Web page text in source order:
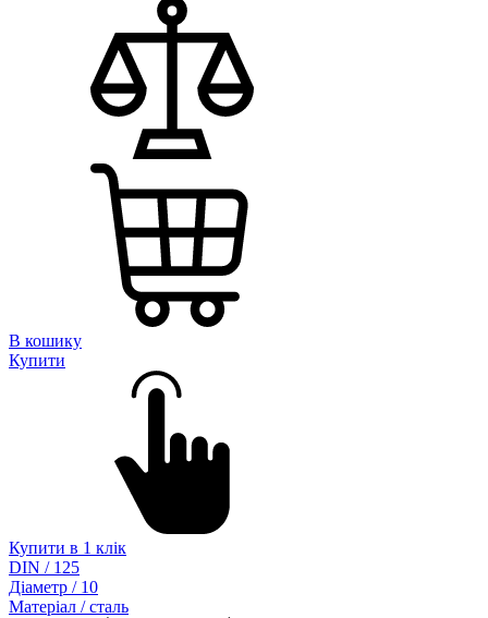
В кошику
Купити
Купити в 1 клік
DIN / 125
Діаметр / 10
Матеріал / сталь